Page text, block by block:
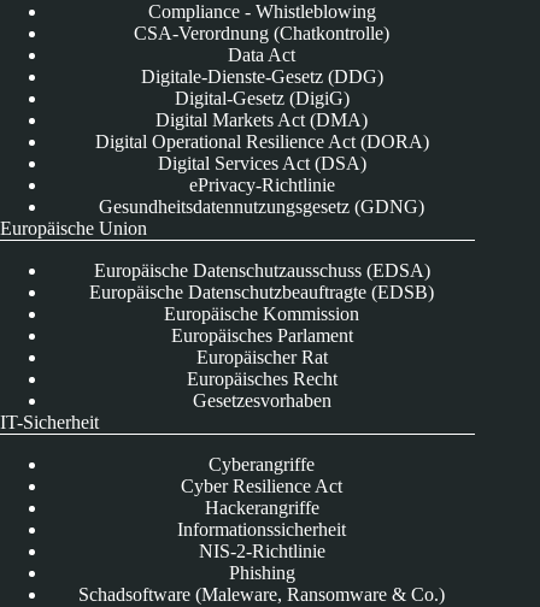
Compliance - Whistleblowing
CSA-Verordnung (Chatkontrolle)
Data Act
Digitale-Dienste-Gesetz (DDG)
Digital-Gesetz (DigiG)
Digital Markets Act (DMA)
Digital Operational Resilience Act (DORA)
Digital Services Act (DSA)
ePrivacy-Richtlinie
Gesundheitsdatennutzungsgesetz (GDNG)
Europäische Union
Europäische Datenschutzausschuss (EDSA)
Europäische Datenschutzbeauftragte (EDSB)
Europäische Kommission
Europäisches Parlament
Europäischer Rat
Europäisches Recht
Gesetzesvorhaben
IT-Sicherheit
Cyberangriffe
Cyber Resilience Act
Hackerangriffe
Informationssicherheit
NIS-2-Richtlinie
Phishing
Schadsoftware (Maleware, Ransomware & Co.)